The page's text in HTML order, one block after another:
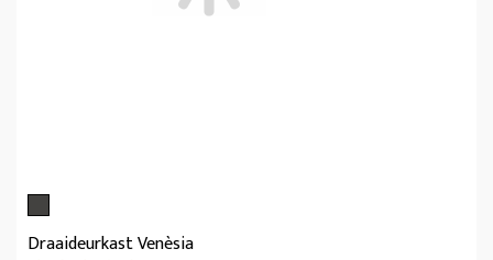
Draaideurkast Venèsia